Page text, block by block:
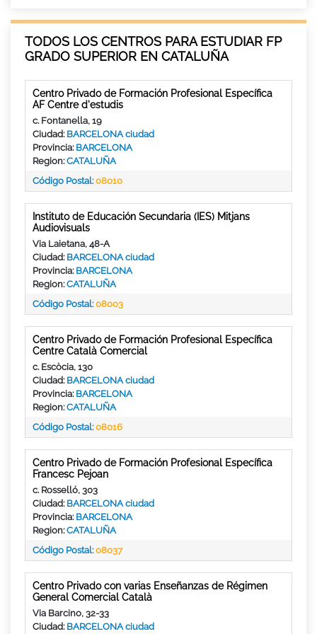
TODOS LOS CENTROS PARA ESTUDIAR FP
GRADO SUPERIOR EN CATALUÑA
Centro Privado de Formación Profesional Específica
AF Centre d'estudis
c. Fontanella, 19
Ciudad: BARCELONA ciudad
Provincia: BARCELONA
Region:CATALUÑA
Código Postal:08010
Instituto de Educación Secundaria (IES) Mitjans
Audiovisuals
Via Laietana, 48-A
Ciudad: BARCELONA ciudad
Provincia: BARCELONA
Region:CATALUÑA
Código Postal:08003
Centro Privado de Formación Profesional Específica
Centre Català Comercial
c. Escòcia, 130
Ciudad: BARCELONA ciudad
Provincia: BARCELONA
Region:CATALUÑA
Código Postal:08016
Centro Privado de Formación Profesional Específica
Francesc Pejoan
c. Rosselló, 303
Ciudad: BARCELONA ciudad
Provincia: BARCELONA
Region:CATALUÑA
Código Postal:08037
Centro Privado con varias Enseñanzas de Régimen
General Comercial Català
Via Barcino, 32-33
Ciudad: BARCELONA ciudad